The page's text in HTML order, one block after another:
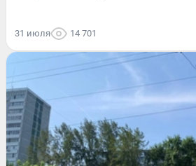
31 июля 14 701